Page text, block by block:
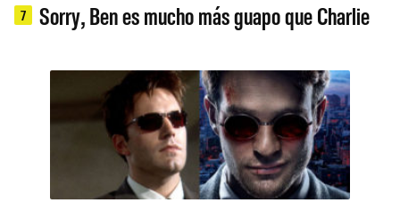
7 Sorry, Ben es mucho más guapo que Charlie